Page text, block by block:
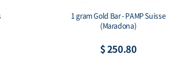
2 oz Silver Gichuk Stele 999 Antique
Bar (기축명 아미타불 비상)
$ 194.83